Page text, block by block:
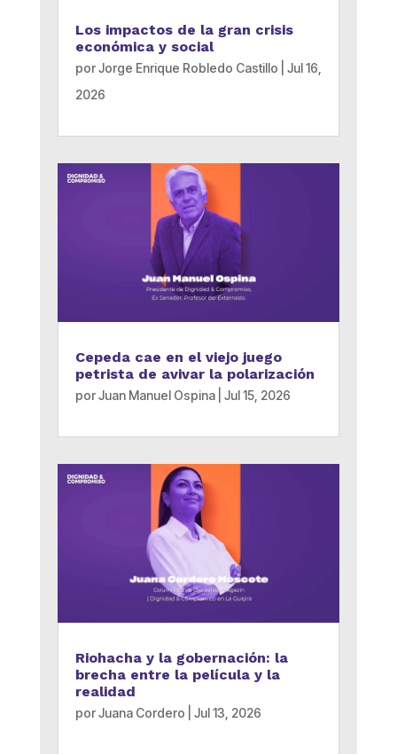
Los impactos de la gran crisis
económica y social
porJorge Enrique Robledo Castillo
Jul 16,
2026
Cepeda cae en el viejo juego
petrista de avivar la polarización
porJuan Manuel Ospina| Jul 15, 2026
Riohacha y la gobernación: la
brecha entre la película y la
realidad
porJuana Cordero Jul 13, 2026